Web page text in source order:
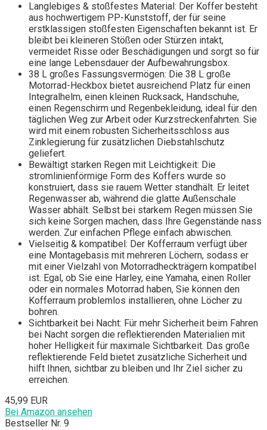
Langlebiges & stoßfestes Material: Der Koffer besteht
aus hochwertigem PP-Kunststoff, der für seine
erstklassigen stoßfesten Eigenschaften bekannt ist. Er
bleibt bei kleineren Stößen oder Stürzen intakt,
vermeidet Risse oder Beschädigungen und sorgt so für
eine lange Lebensdauer der Aufbewahrungsbox.
38 L großes Fassungsvermögen: Die 38 L große
Motorrad-Heckbox bietet ausreichend Platz für einen
Integralhelm, einen kleinen Rucksack, Handschuhe,
einen Regenschirm und Regenbekleidung, ideal für den
täglichen Weg zur Arbeit oder Kurzstreckenfahrten. Sie
wird mit einem robusten Sicherheitsschloss aus
Zinklegierung für zusätzlichen Diebstahlschutz
geliefert.
Bewältigt starken Regen mit Leichtigkeit: Die
stromlinienförmige Form des Koffers wurde so
konstruiert, dass sie rauem Wetter standhält. Er leitet
Regenwasser ab, während die glatte Außenschale
Wasser abhält. Selbst bei starkem Regen müssen Sie
sich keine Sorgen machen, dass Ihre Gegenstände nass
werden. Zur einfachen Pflege einfach abwischen.
Vielseitig & kompatibel: Der Kofferraum verfügt über
eine Montagebasis mit mehreren Löchern, sodass er
mit einer Vielzahl von Motorradheckträgern kompatibel
ist. Egal, ob Sie eine Harley, eine Yamaha, einen Roller
oder ein normales Motorrad haben, Sie können den
Kofferraum problemlos installieren, ohne Löcher zu
bohren.
Sichtbarkeit bei Nacht: Für mehr Sicherheit beim Fahren
bei Nacht sorgen die reflektierenden Materialien mit
hoher Helligkeit für maximale Sichtbarkeit. Das große
reflektierende Feld bietet zusätzliche Sicherheit und
hilft Ihnen, sichtbar zu bleiben und Ihr Ziel sicher zu
erreichen.
45,99 EUR
Bei Amazon ansehen
Bestseller Nr. 9